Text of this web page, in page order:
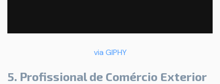
via GIPHY
5. Profissional de Comércio Exterior